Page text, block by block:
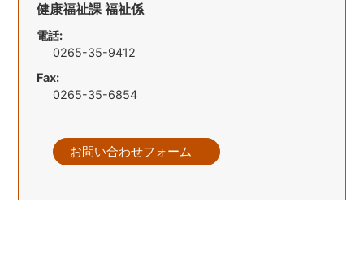
健康福祉課 福祉係
電話:
0265-35-9412
Fax:
0265-35-6854
お問い合わせフォーム